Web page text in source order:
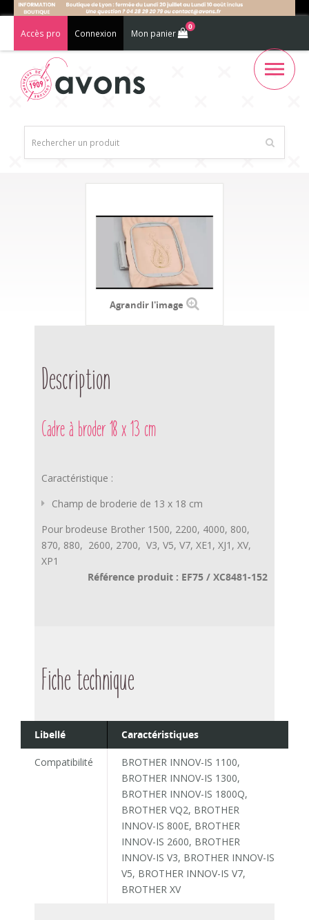
Accès pro Connexion Mon panier
0
Agrandir l'image
Description
Cadre à broder 18 x 13 cm
Caractéristique :
Champ de broderie de 13 x 18 cm
Pour brodeuse Brother 1500, 2200, 4000, 800,
870, 880, 2600, 2700, V3, V5, V7, XE1, XJ1, XV,
XP1
Référence produit : EF75 / XC8481-152
Fiche technique
Libellé Caractéristiques
Compatibilité
BROTHER INNOV-IS 1100,
BROTHER INNOV-IS 1300,
BROTHER INNOV-IS 1800Q,
BROTHER VQ2, BROTHER
INNOV-IS 800E, BROTHER
INNOV-IS 2600, BROTHER
INNOV-IS V3, BROTHER INNOV-IS
V5, BROTHER INNOV-IS V7,
BROTHER XV